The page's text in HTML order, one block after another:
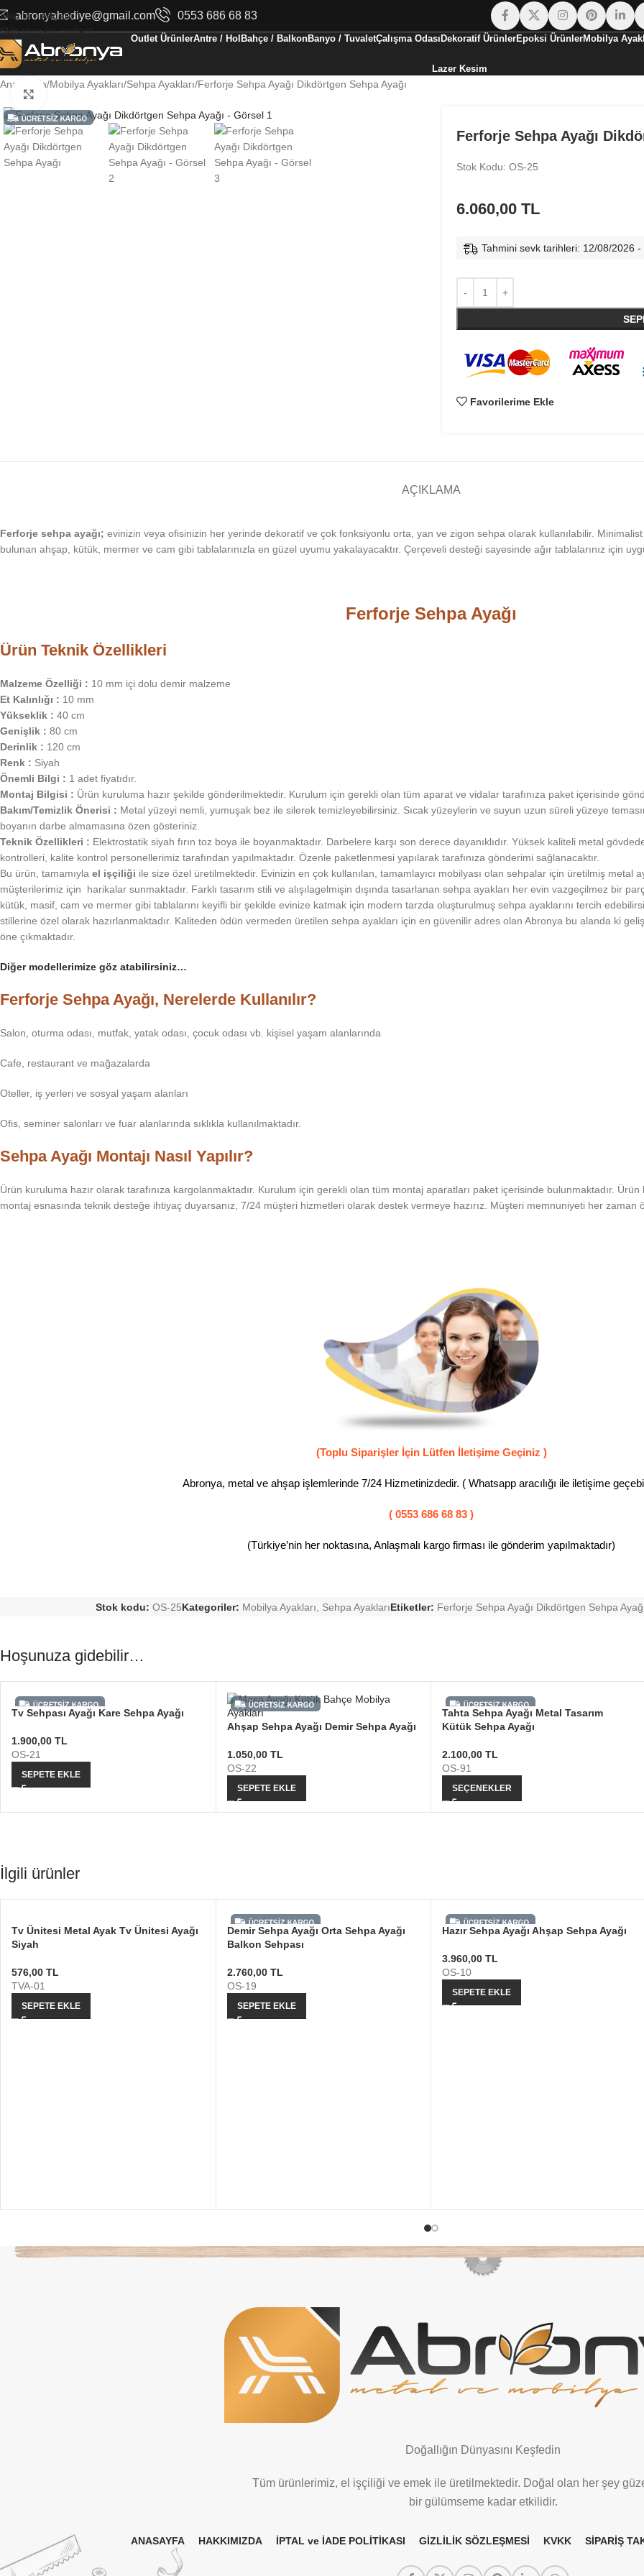
Skip to navigation
Skip to main content
abronyahediye@gmail.com 0553 686 68 83
Outlet ÜrünlerAntre / Hol Bahçe / BalkonBanyo / TuvaletÇalışma Odası Dekoratif ÜrünlerEpoksi ÜrünlerMobilya
Lazer Kesim
Ana Sayfa Mobilya Ayakları Sehpa Ayakları Ferforje Sehpa Ayağı Dikdörtgen Sehpa Ayağı
Ferforje Sehpa Ayağı
Stok Kodu: OS-25
6.060,00 TL
Tahmini sevk tarihleri: 12/08/2026
Favorilerime Ekle
AÇIKLAMA
Ferforje sehpa ayağı; evinizin veya ofisinizin her yerinde dekoratif ve çok fonksiyonlu orta, yan ve zigon sehpa olarak kullanılabilir.
bulunan ahşap, kütük, mermer ve cam gibi tablalarınızla en güzel uyumu yakalayacaktır. Çerçeveli desteği sayesinde ağır tablalarınız için
Ferforje Sehpa Ayağı
Ürün Teknik Özellikleri
Malzeme Özelliği : 10 mm içi dolu demir malzeme
Et Kalınlığı : 10 mm
Yükseklik : 40 cm
Genişlik : 80 cm
Derinlik : 120 cm
Renk : Siyah
Önemli Bilgi : 1 adet fiyatıdır.
Montaj Bilgisi : Ürün kuruluma hazır şekilde gönderilmektedir. Kurulum için gerekli olan tüm aparat ve vidalar tarafınıza paket içerisinde
Bakım/Temizlik Önerisi : Metal yüzeyi nemli, yumuşak bez ile silerek temizleyebilirsiniz. Sıcak yüzeylerin ve suyun uzun süreli yüzeye
boyanın darbe almamasına özen gösteriniz.
Teknik Özellikleri : Elektrostatik siyah fırın toz boya ile boyanmaktadır. Darbelere karşı son derece dayanıklıdır. Yüksek kaliteli metal
kontrolleri, kalite kontrol personellerimiz tarafından yapılmaktadır. Özenle paketlenmesi yapılarak tarafınıza gönderimi sağlanacaktır.
Bu ürün, tamamıyla el işçiliği ile size özel üretilmektedir. Evinizin en çok kullanılan, tamamlayıcı mobilyası olan sehpalar için üretilmiş metal
müşterilerimiz için harikalar sunmaktadır. Farklı tasarım stili ve alışılagelmişin dışında tasarlanan sehpa ayakları her evin vazgeçilmez bir
kütük, masif, cam ve mermer gibi tablalarını keyifli bir şekilde evinize katmak için modern tarzda oluşturulmuş sehpa ayaklarını tercih
stillerine özel olarak hazırlanmaktadır. Kaliteden ödün vermeden üretilen sehpa ayakları için en güvenilir adres olan Abronya bu alanda ki
öne çıkmaktadır.
Diğer modellerimize göz atabilirsiniz…
Ferforje Sehpa Ayağı, Nerelerde Kullanılır?
Salon, oturma odası, mutfak, yatak odası, çocuk odası vb. kişisel yaşam alanlarında
Cafe, restaurant ve mağazalarda
Oteller, iş yerleri ve sosyal yaşam alanları
Ofis, seminer salonları ve fuar alanlarında sıklıkla kullanılmaktadır.
Sehpa Ayağı Montajı Nasıl Yapılır?
Ürün kuruluma hazır olarak tarafınıza kargolanmaktadır. Kurulum için gerekli olan tüm montaj aparatları paket içerisinde bulunmaktadır.
montaj esnasında teknik desteğe ihtiyaç duyarsanız, 7/24 müşteri hizmetleri olarak destek vermeye hazırız. Müşteri memnuniyeti her zaman
(Toplu Siparişler İçin Lütfen İletişime Geçiniz )
Abronya, metal ve ahşap işlemlerinde 7/24 Hizmetinizdedir. ( Whatsapp aracılığı ile iletişime
( 0553 686 68 83 )
(Türkiye’nin her noktasına, Anlaşmalı kargo firması ile gönderim yapılmaktadır)
Stok kodu: OS-25Kategoriler: Mobilya Ayakları Sehpa AyaklarıEtiketler: Ferforje Sehpa Ayağı Dikdörtgen Sehpa
Hoşunuza gidebilir…
Tv Sehpası Ayağı Kare Sehpa Ayağı
1.900,00 TL
OS-21
SEPETE EKLE
Ahşap Sehpa Ayağı Demir Sehpa Ayağı
1.050,00 TL
OS-22
SEPETE EKLE
Tahta Sehpa Ayağı Metal Tasarım
Kütük Sehpa Ayağı
2.100,00 TL
OS-91
SEÇENEKLER
İlgili ürünler
Tv Ünitesi Metal Ayak Tv Ünitesi Ayağı
Siyah
576,00 TL
TVA-01
SEPETE EKLE
Demir Sehpa Ayağı Orta Sehpa Ayağı
Balkon Sehpası
2.760,00 TL
OS-19
SEPETE EKLE
Hazır Sehpa Ayağı Ahşap Sehpa Ayağı
3.960,00 TL
OS-10
SEPETE EKLE
Doğallığın Dünyasını Keşfedin
Tüm ürünlerimiz, el işçiliği ve emek ile üretilmektedir. Doğal olan her şey
bir gülümseme kadar etkilidir.
ANASAYFA HAKKIMIZDA İPTAL ve İADE POLİTİKASI GİZLİLİK SÖZLEŞMESİ KVKK SİPARİŞ